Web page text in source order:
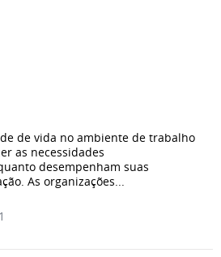
de vida no ambiente de trabalho
as necessidades
desempenham suas
As organizações...